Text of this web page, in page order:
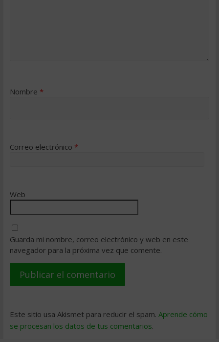
Nombre *
Correo electrónico *
Web
Guarda mi nombre, correo electrónico y web en este
navegador para la próxima vez que comente.
Este sitio usa Akismet para reducir el spam. Aprende cómo
se procesan los datos de tus comentarios.